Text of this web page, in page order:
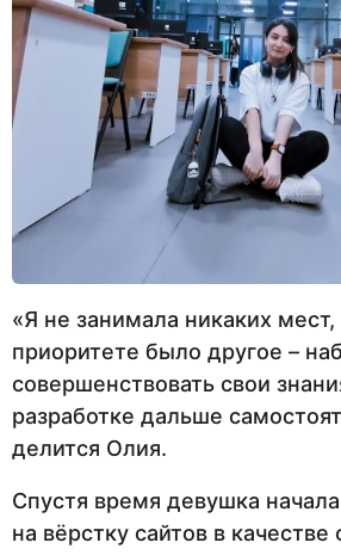
«Я не занимала никаких
приоритете было другое –
совершенствовать свои
разработке дальше
делится Олия.
Спустя время девушка начала
на вёрстку сайтов в